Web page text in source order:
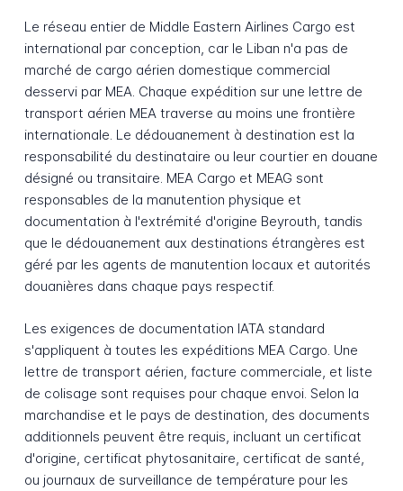
Le réseau entier de Middle Eastern Airlines Cargo est
international par conception, car le Liban n'a pas de
marché de cargo aérien domestique commercial
desservi par MEA. Chaque expédition sur une lettre de
transport aérien MEA traverse au moins une frontière
internationale. Le dédouanement à destination est la
responsabilité du destinataire ou leur courtier en douane
désigné ou transitaire. MEA Cargo et MEAG sont
responsables de la manutention physique et
documentation à l'extrémité d'origine Beyrouth, tandis
que le dédouanement aux destinations étrangères est
géré par les agents de manutention locaux et autorités
douanières dans chaque pays respectif.
Les exigences de documentation IATA standard
s'appliquent à toutes les expéditions MEA Cargo. Une
lettre de transport aérien, facture commerciale, et liste
de colisage sont requises pour chaque envoi. Selon la
marchandise et le pays de destination, des documents
additionnels peuvent être requis, incluant un certificat
d'origine, certificat phytosanitaire, certificat de santé,
ou journaux de surveillance de température pour les